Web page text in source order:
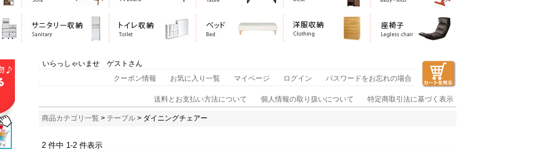
いらっしゃいませ ゲストさん
クーポン情報
お気に入り一覧 マイページ ログイン パスワードをお忘れの場合
送料とお支払い方法について 個人情報の取り扱いについて 特定商取引法に基づく表示
商品カテゴリ一覧 > テーブル > ダイニングチェアー
2 件中 1-2 件表示